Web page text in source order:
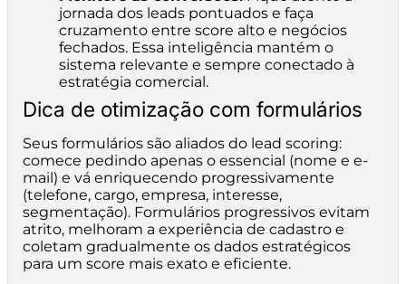
jornada dos leads pontuados e faça
cruzamento entre score alto e negócios
fechados. Essa inteligência mantém o
sistema relevante e sempre conectado à
estratégia comercial.
Dica de otimização com formulários
Seus formulários são aliados do lead scoring:
comece pedindo apenas o essencial (nome e e-
mail) e vá enriquecendo progressivamente
(telefone, cargo, empresa, interesse,
segmentação). Formulários progressivos evitam
atrito, melhoram a experiência de cadastro e
coletam gradualmente os dados estratégicos
para um score mais exato e eficiente.